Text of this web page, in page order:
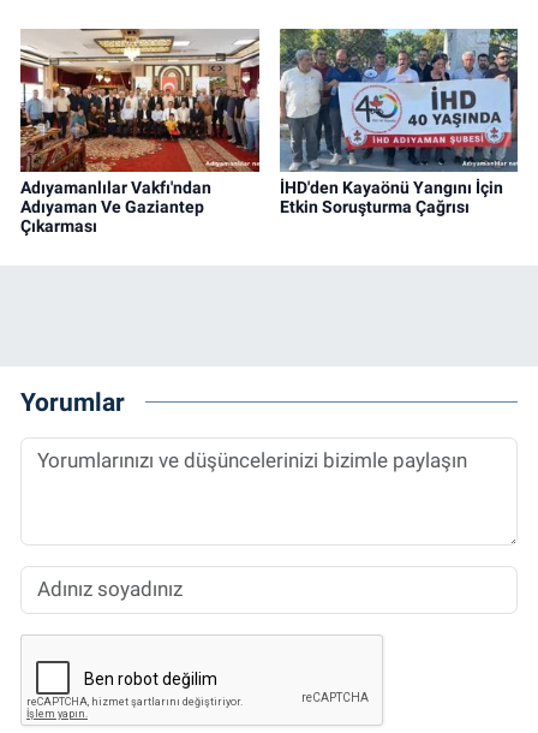
Adıyamanlılar Vakfı'ndan
Adıyaman Ve Gaziantep
Çıkarması
İHD'den Kayaönü Yangını İçin
Etkin Soruşturma Çağrısı
Yorumlar